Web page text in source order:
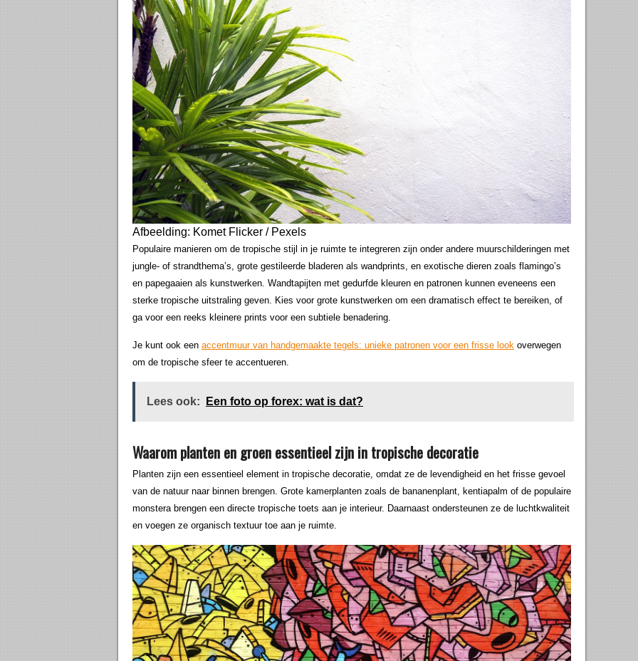
Afbeelding: Komet Flicker / Pexels
Populaire manieren om de tropische stijl in je ruimte te integreren zijn onder andere muurschilderingen met
jungle- of strandthema’s, grote gestileerde bladeren als wandprints, en exotische dieren zoals flamingo’s
en papegaaien als kunstwerken. Wandtapijten met gedurfde kleuren en patronen kunnen eveneens een
sterke tropische uitstraling geven. Kies voor grote kunstwerken om een dramatisch effect te bereiken, of
ga voor een reeks kleinere prints voor een subtiele benadering.
Je kunt ook een accentmuur van handgemaakte tegels: unieke patronen voor een frisse look overwegen
om de tropische sfeer te accentueren.
Lees ook: Een foto op forex: wat is dat?
Waarom planten en groen essentieel zijn in tropische decoratie
Planten zijn een essentieel element in tropische decoratie, omdat ze de levendigheid en het frisse gevoel
van de natuur naar binnen brengen. Grote kamerplanten zoals de bananenplant, kentiapalm of de populaire
monstera brengen een directe tropische toets aan je interieur. Daarnaast ondersteunen ze de luchtkwaliteit
en voegen ze organisch textuur toe aan je ruimte.